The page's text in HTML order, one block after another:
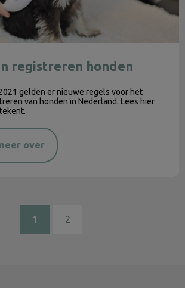
registreren honden
gelden er nieuwe regels voor het
van honden in Nederland. Lees hier
over
1 2